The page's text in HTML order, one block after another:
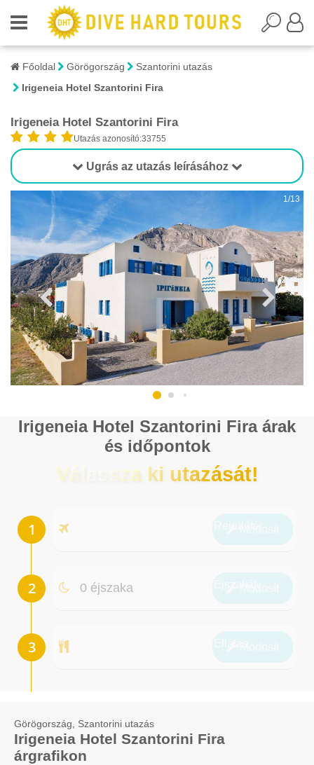
Főoldal Görögország
Szantorini utazás
Irigeneia Hotel Szantorini Fira
Irigeneia Hotel Szantorini Fira
Utazás azonosító:33755
Ugrás az utazás leírásához
1/13
Irigeneia Hotel Szantorini Fira árak
és időpontok
Válassza ki utazását!
0 éjszaka
Görögország, Szantorini utazás
Irigeneia Hotel Szantorini Fira
árgrafikon